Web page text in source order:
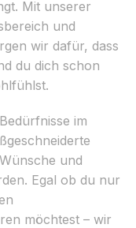
Mit unserer
und
wir dafür, dass
du dich schon
im
und
Egal ob du nur
möchtest – wir